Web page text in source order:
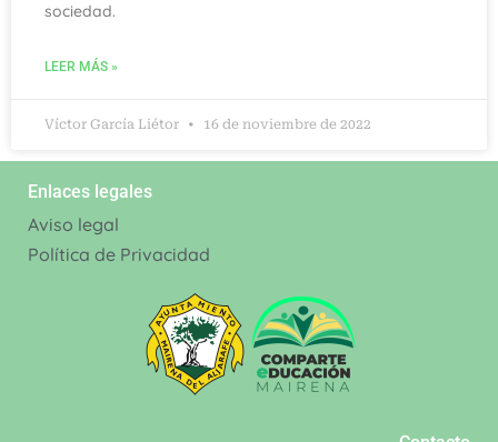
sociedad.
LEER MÁS »
Víctor García Liétor 16 de noviembre de 2022
Enlaces legales
Aviso legal
Política de Privacidad